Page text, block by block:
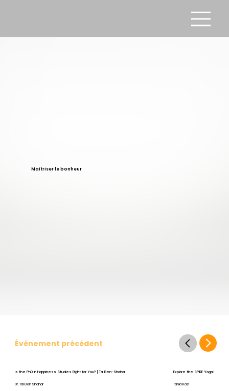
Maîtriser le bonheur
Événement précédent
Is the PhD in Happiness Studies Right for You? | Tal Ben-Shahar
Dr. Tal Ben Shahar
Explore the SPIRE Yoga Program
Tania Kazi